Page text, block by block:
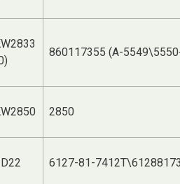
860117355 (А-
2850
6127-81-